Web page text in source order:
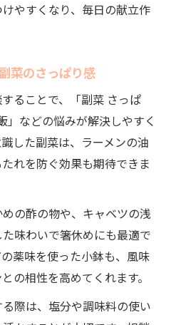
やすくなり、毎日の献立作
菜のさっぱり感
ることで、「副菜 さっぱ
」などの悩みが解決しやすく
した副菜は、ラーメンの油
れを防ぐ効果も期待できま
の酢の物や、キャベツの浅
味わいで箸休めにも最適で
薬味を使った小鉢も、風味
の相性を高めてくれます。
際は、塩分や調味料の使い